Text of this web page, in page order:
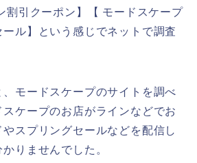
割引クーポン】【 モードスケープ
ル】という感じでネットで調査
モードスケープのサイトを調べ
ケープのお店がラインなどでお
スプリングセールなどを配信し
りませんでした。